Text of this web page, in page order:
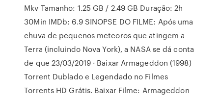
Mkv Tamanho: 1.25 GB / 2.49 GB Duração: 2h
30Min IMDb: 6.9 SINOPSE DO FILME: Após uma
chuva de pequenos meteoros que atingem a
Terra (incluindo Nova York), a NASA se dá conta
de que 23/03/2019 · Baixar Armageddon (1998)
Torrent Dublado e Legendado no Filmes
Torrents HD Grátis. Baixar Filme: Armageddon